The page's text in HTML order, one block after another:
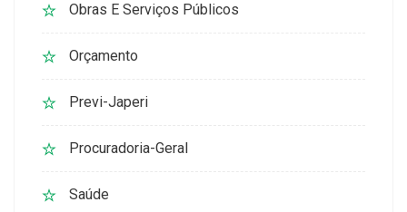
Obras E Serviços Públicos
Orçamento
Previ-Japeri
Procuradoria-Geral
Saúde